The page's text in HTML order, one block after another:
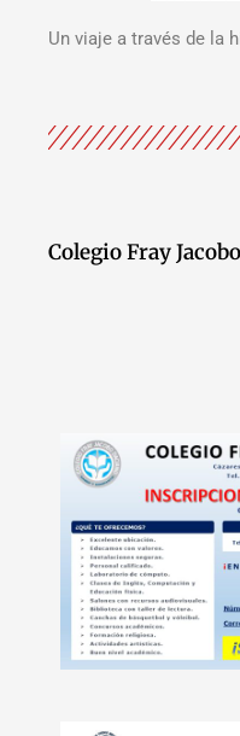
Un viaje a través de la
Colegio Fray